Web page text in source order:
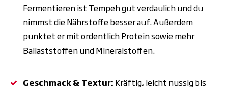
Fermentieren ist Tempeh gut verdaulich und du
nimmst die Nährstoffe besser auf. Außerdem
punktet er mit ordentlich Protein sowie mehr
Ballaststoffen und Mineralstoffen.
Geschmack & Textur: Kräftig, leicht nussig bis